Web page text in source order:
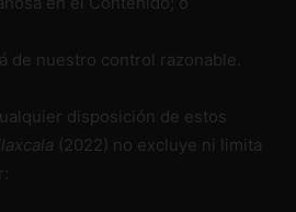
de nuestro control razonable.
disposición de estos
(2022) no excluye ni limita